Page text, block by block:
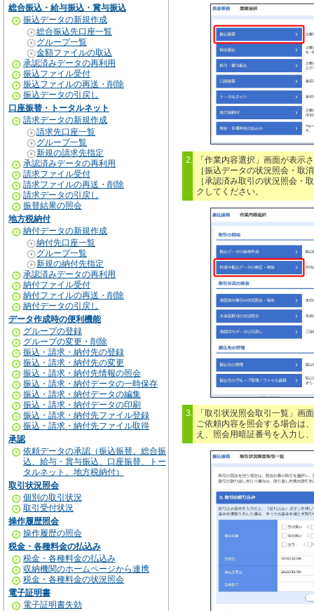
総合振込・給与振込・賞与振込
振込データの新規作成
総合振込先口座一覧
グループ一覧
金額ファイルの取込
承認済みデータの再利用
振込ファイル受付
振込ファイルの再送・削除
振込データの引戻し
口座振替・トータルネット
請求データの新規作成
請求先口座一覧
グループ一覧
新規の請求先指定
承認済みデータの再利用
請求ファイル受付
請求ファイルの再送・削除
請求データの引戻し
振替結果の照会
地方税納付
納付データの新規作成
納付先口座一覧
グループ一覧
新規の納付先指定
承認済みデータの再利用
納付ファイル受付
納付ファイルの再送・削除
納付データの引戻し
データ作成時の便利機能
グループの登録
グループの変更・削除
振込・請求・納付先の登録
振込・請求・納付先の変更
振込・請求・納付先情報の照会
振込・請求・納付データの一時保存
振込・請求・納付データの編集
振込・請求・納付データの印刷
振込・請求・納付先ファイル登録
振込・請求・納付先ファイル取得
承認
依頼データの承認（振込振替、総合振
込、給与・賞与振込、口座振替、トー
タルネット、地方税納付）
取引状況照会
個別の取引状況
取引受付状況
操作履歴照会
操作履歴の照会
税金・各種料金の払込み
税金・各種料金の払込み
収納機関のホームページから連携
税金・各種料金の状況照会
電子証明書
電子証明書失効
2.
「作業内容選択」画面が表示
［振込データの状況照会・取
［承認済み取引の状況照会・
クしてください。
3.
「取引状況照会取引一覧」画
ご依頼内容を照会する場合は
え、照会用暗証番号を入力し